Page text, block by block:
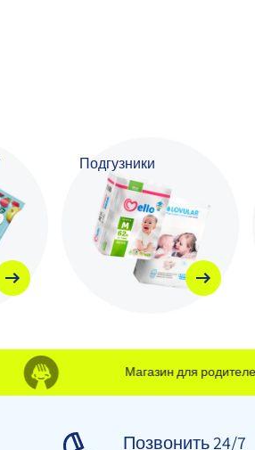
Подгузники
Магазин для родителей
Позвонить 24/7